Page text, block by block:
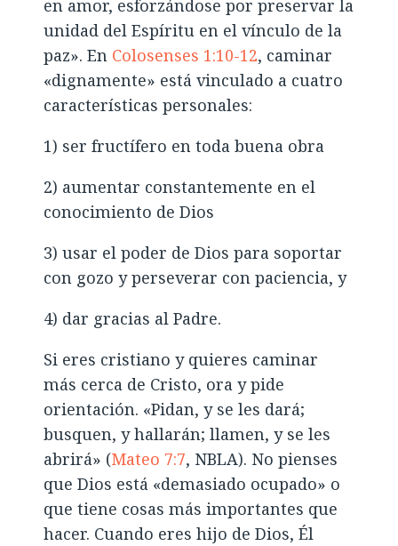
en amor, esforzándose por preservar la
unidad del Espíritu en el vínculo de la
paz». En Colosenses 1:10-12, caminar
«dignamente» está vinculado a cuatro
características personales:
1) ser fructífero en toda buena obra
2) aumentar constantemente en el
conocimiento de Dios
3) usar el poder de Dios para soportar
con gozo y perseverar con paciencia, y
4) dar gracias al Padre.
Si eres cristiano y quieres caminar
más cerca de Cristo, ora y pide
orientación. «Pidan, y se les dará;
busquen, y hallarán; llamen, y se les
abrirá» (Mateo 7:7, NBLA). No pienses
que Dios está «demasiado ocupado» o
que tiene cosas más importantes que
hacer. Cuando eres hijo de Dios, Él